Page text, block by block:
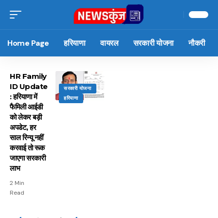
Home Page हरियाणा वायरल सरकारी योजना नौकरी
सरकारी योजना
हरियाणा
HR Family
ID Update
: हरियाणा में
फैमिली आईडी
को लेकर बड़ी
अपडेट, हर
साल रिन्यू नहीं
करवाई तो रूक
जाएगा सरकारी
लाभ
2 Min
Read
15 नवंबर से लागू होंगे